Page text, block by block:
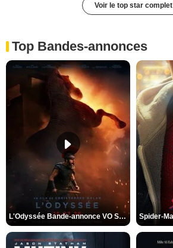
Voir le top star complet
Top Bandes-annonces
L'Odyssée Bande-annonce VO STFR